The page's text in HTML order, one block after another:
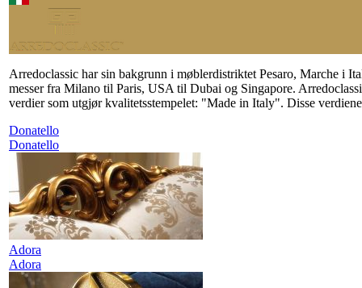
Arredoclassic har sin bakgrunn i møblerdistriktet Pesaro, Marche i
messer fra Milano til Paris, USA til Dubai og Singapore.
verdier som utgjør kvalitetsstempelet: "Made in Italy". Disse
Donatello
Donatello
Adora
Adora